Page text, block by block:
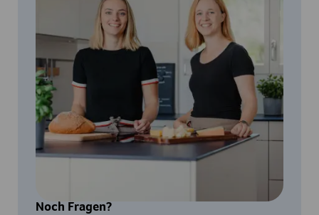
Noch Fragen?